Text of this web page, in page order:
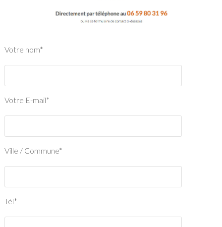
Votre nom*
Votre E-mail*
Ville / Commune*
Tél*